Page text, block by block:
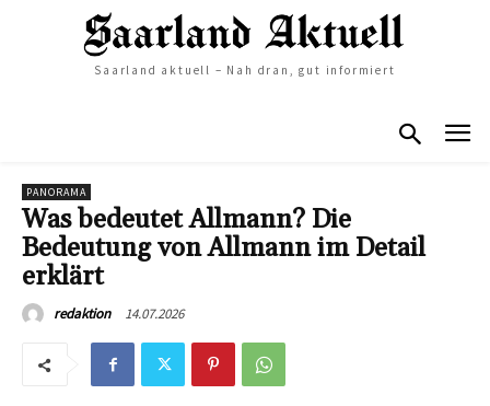
Saarland aktuell – Nah dran, gut informiert
PANORAMA
Was bedeutet Allmann? Die
Bedeutung von Allmann im Detail
erklärt
redaktion 14.07.2026